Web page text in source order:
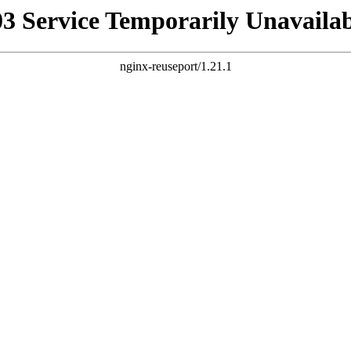
Service Temporarily
nginx-reuseport/1.21.1